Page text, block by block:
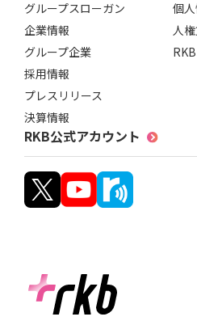
グループスローガン
企業情報
グループ企業
採用情報
プレスリリース
決算情報
個
人
RKB公式アカウント